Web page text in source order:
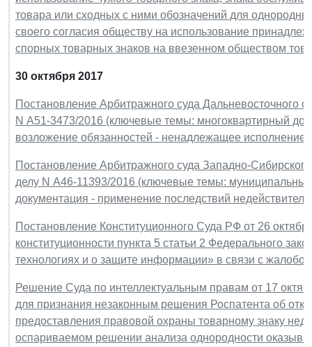
товара или сходных с ними обозначений для
своего согласия обществу на использование
спорных товарных знаков на ввезенном обществом
30 октября 2017
Постановление Арбитражного суда Дальневосточного
N А51-3473/2016 (ключевые темы: многоквартирный
возложение обязанностей - ненадлежащее исполнение)
Постановление Арбитражного суда Западно-
делу N А46-11393/2016 (ключевые темы: муниципальный
документация - применение последствий
Постановление Конституционного Суда РФ от 26
конституционности пункта 5 статьи 2 Федерального
технологиях и о защите информации» в связи с
Решение Суда по интеллектуальным правам от 17
для признания незаконным решения Роспатента об
предоставления правовой охраны товарному знаку
оспариваемом решении анализа однородности